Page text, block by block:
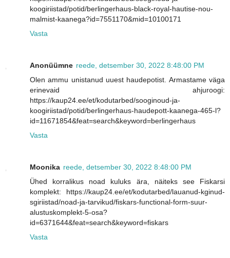
koogiriistad/potid/berlingerhaus-black-royal-hautise-nou-
malmist-kaanega?id=7551170&mid=10100171
Vasta
Anonüümne reede, detsember 30, 2022 8:48:00 PM
Olen ammu unistanud uuest haudepotist. Armastame väga
erinevaid ahjuroogi:
https://kaup24.ee/et/kodutarbed/sooginoud-ja-
koogiriistad/potid/berlingerhaus-haudepott-kaanega-465-l?
id=11671854&feat=search&keyword=berlingerhaus
Vasta
Moonika reede, detsember 30, 2022 8:48:00 PM
Ühed korralikus noad kuluks ära, näiteks see Fiskarsi
komplekt: https://kaup24.ee/et/kodutarbed/lauanud-kginud-
sgiriistad/noad-ja-tarvikud/fiskars-functional-form-suur-
alustuskomplekt-5-osa?
id=6371644&feat=search&keyword=fiskars
Vasta